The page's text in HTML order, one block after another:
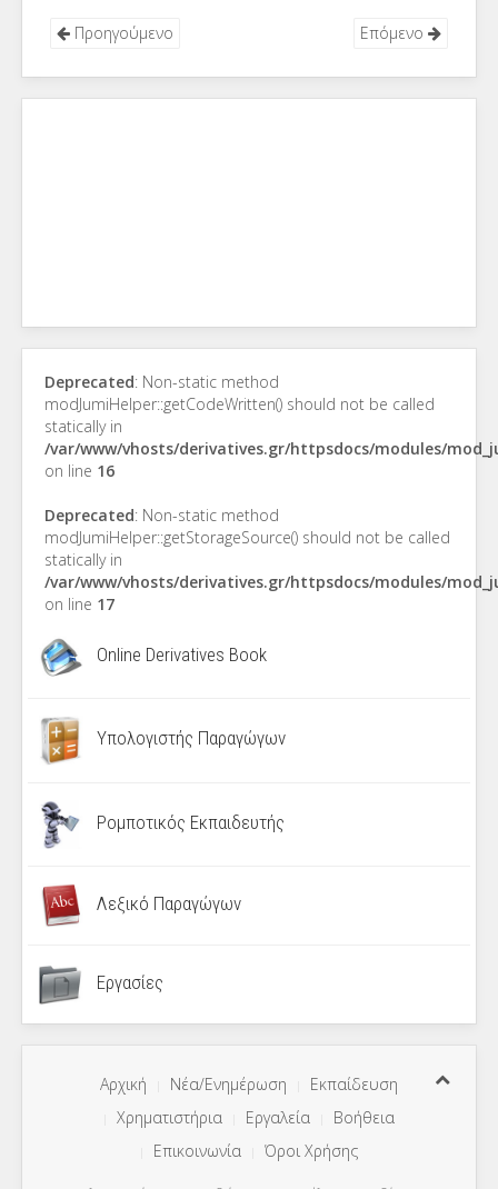
Προηγούμενο Επόμενο
Deprecated: Non-static method
modJumiHelper::getCodeWritten() should not be called
statically in
/var/www/vhosts/derivatives.gr/httpsdocs/modules/
on line 16
Deprecated: Non-static method
modJumiHelper::getStorageSource() should not be called
statically in
/var/www/vhosts/derivatives.gr/httpsdocs/modules/
on line 17
Online Derivatives Book
Υπολογιστής Παραγώγων
Ρομποτικός Εκπαιδευτής
Λεξικό Παραγώγων
Εργασίες
Αρχική Νέα/Ενημέρωση
Εκπαίδευση
Χρηματιστήρια
Εργαλεία
Βοήθεια
Επικοινωνία
Όροι Χρήσης